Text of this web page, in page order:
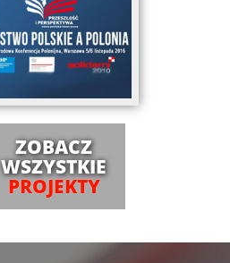
ZOBACZ
WSZYSTKIE
PROJEKTY